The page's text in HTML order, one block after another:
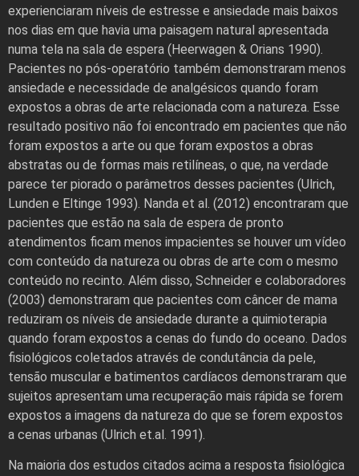
experienciaram níveis de estresse e ansiedade mais baixos
nos dias em que havia uma paisagem natural apresentada
numa tela na sala de espera (Heerwagen & Orians 1990).
Pacientes no pós-operatório também demonstraram menos
ansiedade e necessidade de analgésicos quando foram
expostos a obras de arte relacionada com a natureza. Esse
resultado positivo não foi encontrado em pacientes que não
foram expostos a arte ou que foram expostos a obras
abstratas ou de formas mais retilíneas, o que, na verdade
parece ter piorado o parâmetros desses pacientes (Ulrich,
Lunden e Eltinge 1993). Nanda et al. (2012) encontraram que
pacientes que estão na sala de espera de pronto
atendimentos ficam menos impacientes se houver um vídeo
com conteúdo da natureza ou obras de arte com o mesmo
conteúdo no recinto. Além disso, Schneider e colaboradores
(2003) demonstraram que pacientes com câncer de mama
reduziram os níveis de ansiedade durante a quimioterapia
quando foram expostos a cenas do fundo do oceano. Dados
fisiológicos coletados através de condutância da pele,
tensão muscular e batimentos cardíacos demonstraram que
sujeitos apresentam uma recuperação mais rápida se forem
expostos a imagens da natureza do que se forem expostos
a cenas urbanas (Ulrich et.al. 1991).
Na maioria dos estudos citados acima a resposta fisiológica